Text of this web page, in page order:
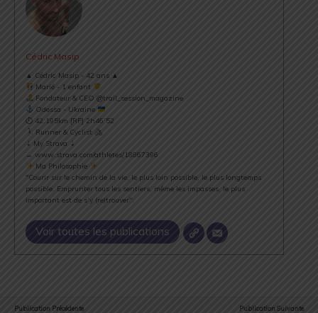
Cédric Masip
▲ Cédric Masip - 42 ans ▲
Marié - 1 enfant
Fondateur & CEO @trail_session_magazine
Odessa - Ukraine
⏱ 42.195km [RP] 2h46’52
Runner & Cyclist
⇣ My Strava ⇣
→ www.strava.com/athletes/18867396
Ma Philosophie
"Courir sur le chemin de la vie, le plus loin possible, le plus longtemps
possible. Emprunter tous les sentiers, même les impasses, le plus
important est de s’y (re)trouver".
Voir toutes les publications
Publication Précédente
Publication Suivante